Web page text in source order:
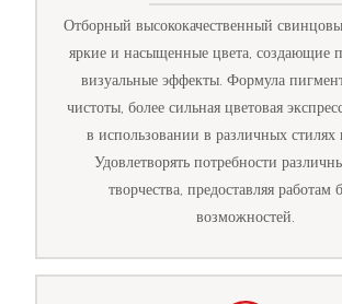
Отборный высококачественный
яркие и насыщенные цвета, создающие
визуальные эффекты. Формула
чистоты, более сильная цветовая
в использовании в различных стилях
Удовлетворять потребности
творчества, предоставляя работам
возможностей.